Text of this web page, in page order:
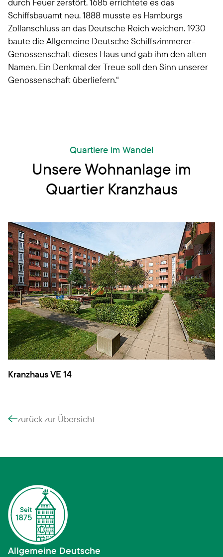
durch Feuer zerstört. 1685 errichtete es das
Schiffsbauamt neu. 1888 musste es Hamburgs
Zollanschluss an das Deutsche Reich weichen. 1930
baute die Allgemeine Deutsche Schiffszimmerer-
Genossenschaft dieses Haus und gab ihm den alten
Namen. Ein Denkmal der Treue soll den Sinn unserer
Genossenschaft überliefern.“
Quartiere im Wandel
Unsere Wohnanlage im
Quartier Kranzhaus
Kranzhaus VE 14
zurück zur Übersicht
Allgemeine Deutsche